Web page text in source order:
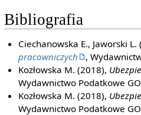
Bibliografia
Ciechanowska E., Jaworski L.
pracowniczych
,
Kozłowska M. (2018),
Wydawnictwo Podatkowe
Kozłowska M. (2018),
Wydawnictwo Podatkowe